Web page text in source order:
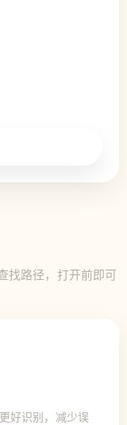
找路径，打开前即可
好识别，减少误